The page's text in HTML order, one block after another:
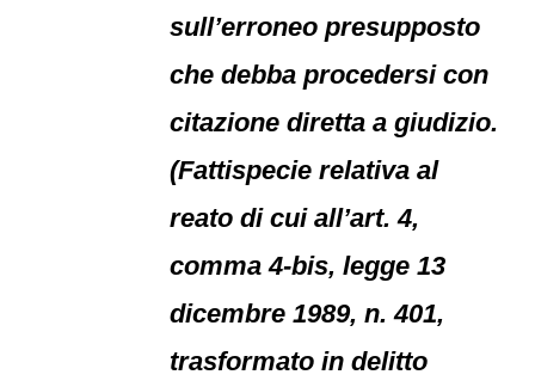
sull’erroneo presupposto
che debba procedersi con
citazione diretta a giudizio.
(Fattispecie relativa al
reato di cui all’art. 4,
comma 4-bis, legge 13
dicembre 1989, n. 401,
trasformato in delitto